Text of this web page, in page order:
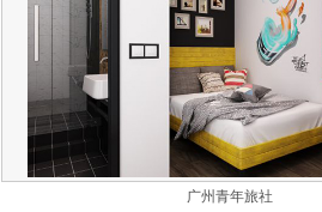
广州青年旅社